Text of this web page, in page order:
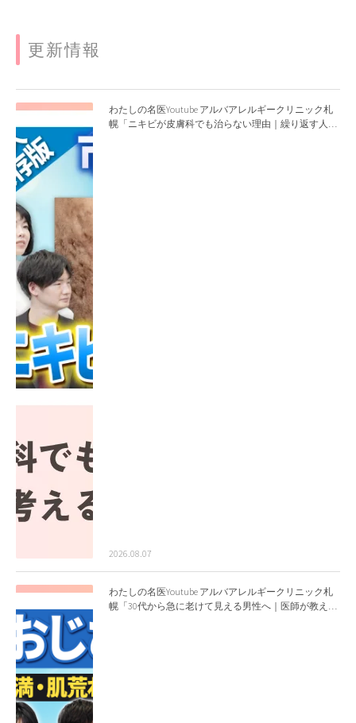
更新情報
わたしの名医Youtube アルバアレルギークリニック札
幌「ニキビが皮膚科でも治らない理由｜繰り返す人が
2026.08.07
わたしの名医Youtube アルバアレルギークリニック札
幌「30代から急に老けて見える男性へ｜医師が教える